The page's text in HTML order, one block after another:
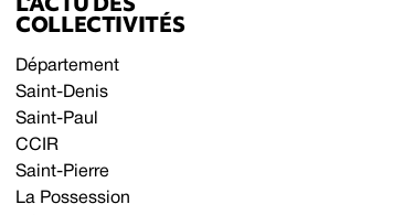
COLLECTIVITÉS
Département
Saint-Denis
Saint-Paul
CCIR
Saint-Pierre
La Possession